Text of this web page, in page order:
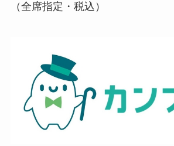
（全席指定・税込）